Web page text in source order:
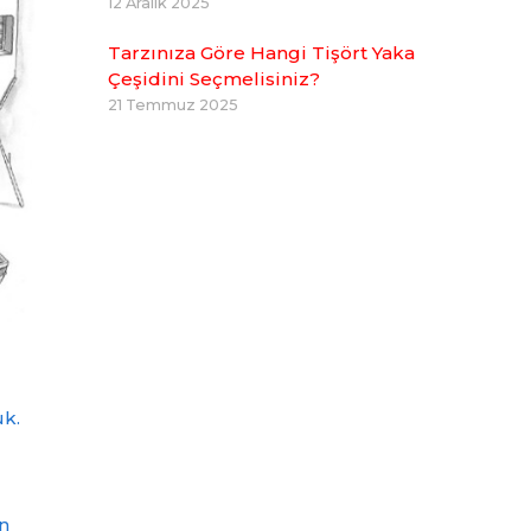
Tarzınıza Göre Hangi Tişört Yaka
Çeşidini Seçmelisiniz?
21 Temmuz 2025